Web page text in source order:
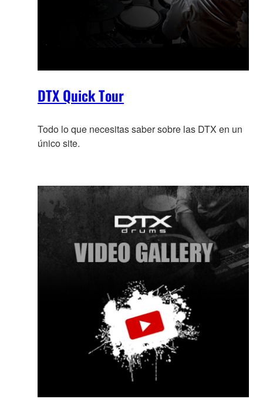
DTX Quick Tour
Todo lo que necesitas saber sobre las DTX en un
único site.